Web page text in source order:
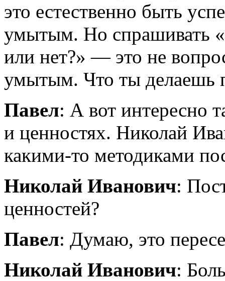
это естественно быть
умытым. Но спрашивать
или нет?» — это не
умытым. Что ты делаешь
Павел: А вот интересно
и ценностях. Николай
какими-то методиками
Николай Иванович:
ценностей?
Павел: Думаю, это
Николай Иванович: